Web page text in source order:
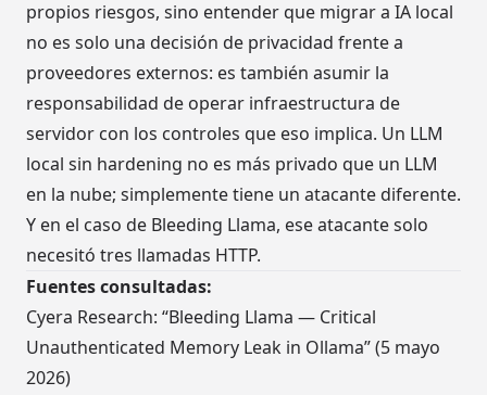
propios riesgos, sino entender que migrar a IA local
no es solo una decisión de privacidad frente a
proveedores externos: es también asumir la
responsabilidad de operar infraestructura de
servidor con los controles que eso implica. Un LLM
local sin hardening no es más privado que un LLM
en la nube; simplemente tiene un atacante diferente.
Y en el caso de Bleeding Llama, ese atacante solo
necesitó tres llamadas HTTP.
Fuentes consultadas:
Cyera Research: “Bleeding Llama — Critical
Unauthenticated Memory Leak in Ollama” (5 mayo
2026)